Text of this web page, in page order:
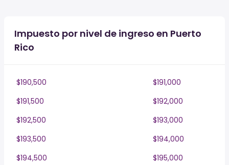
Impuesto por nivel de ingreso en Puerto
Rico
$190,500
$191,000
$191,500
$192,000
$192,500
$193,000
$193,500
$194,000
$194,500
$195,000